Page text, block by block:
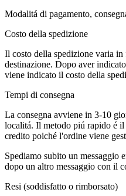
Modalitá di pagamento,
Costo della spedizione
Il costo della spedizione varia
destinazione. Dopo aver
viene indicato il costo della
Tempi di consegna
La consegna avviene in 3-10
localitá. Il metodo piú rapido é
credito poiché l'ordine viene
Spediamo subito un messaggio
dopo un altro messaggio con il
Resi (soddisfatto o rimborsato)